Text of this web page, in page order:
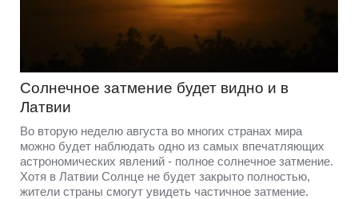
Солнечное затмение будет видно и в
Латвии
Во вторую неделю августа во многих странах мира
можно будет наблюдать одно из самых впечатляющих
астрономических явлений - полное солнечное затмение.
Хотя в Латвии Солнце не будет закрыто полностью,
жители страны смогут увидеть частичное затмение.